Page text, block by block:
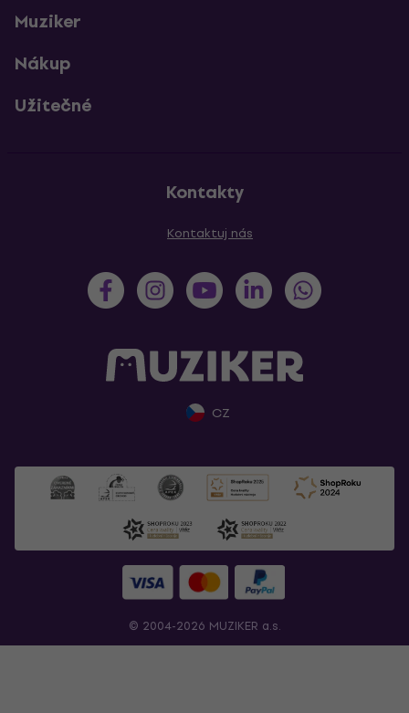
Muziker
Nákup
Užitečné
Kontakty
Kontaktuj nás
CZ
© 2004-2026 MUZIKER a.s.